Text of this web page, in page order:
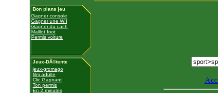
Bon plans jeu
Gagner console
Gagner une WII
Gagner du cach
Maillot foot
Permis voiture
Jeux-DÃ©tente
jeux-gromago
film adulte
Clic Gagnant
Ton permis
En 2 minutes